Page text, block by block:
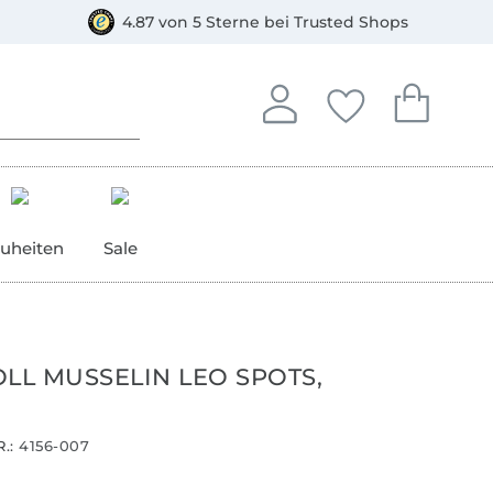
4.87 von 5 Sterne bei Trusted Shops
Anmelden
In deinem Konto
Deine
Du hast keine
Dein
Du hast
Sale
MUSSELIN LEO SPOTS,
4156-007